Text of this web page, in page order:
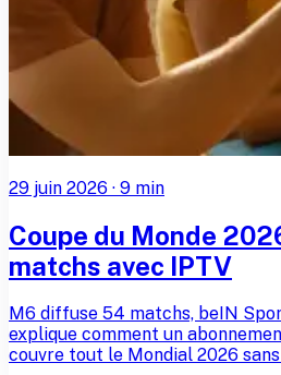
29 juin 2026 · 9 min
Coupe du Monde
matchs avec IPTV
M6 diffuse 54 matchs, beIN
explique comment un
couvre tout le Mondial 2026